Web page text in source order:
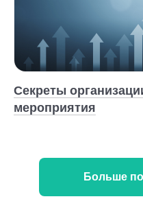
Секреты
мероприятия
Больше